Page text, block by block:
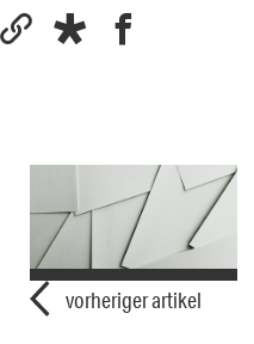
vorheriger artikel